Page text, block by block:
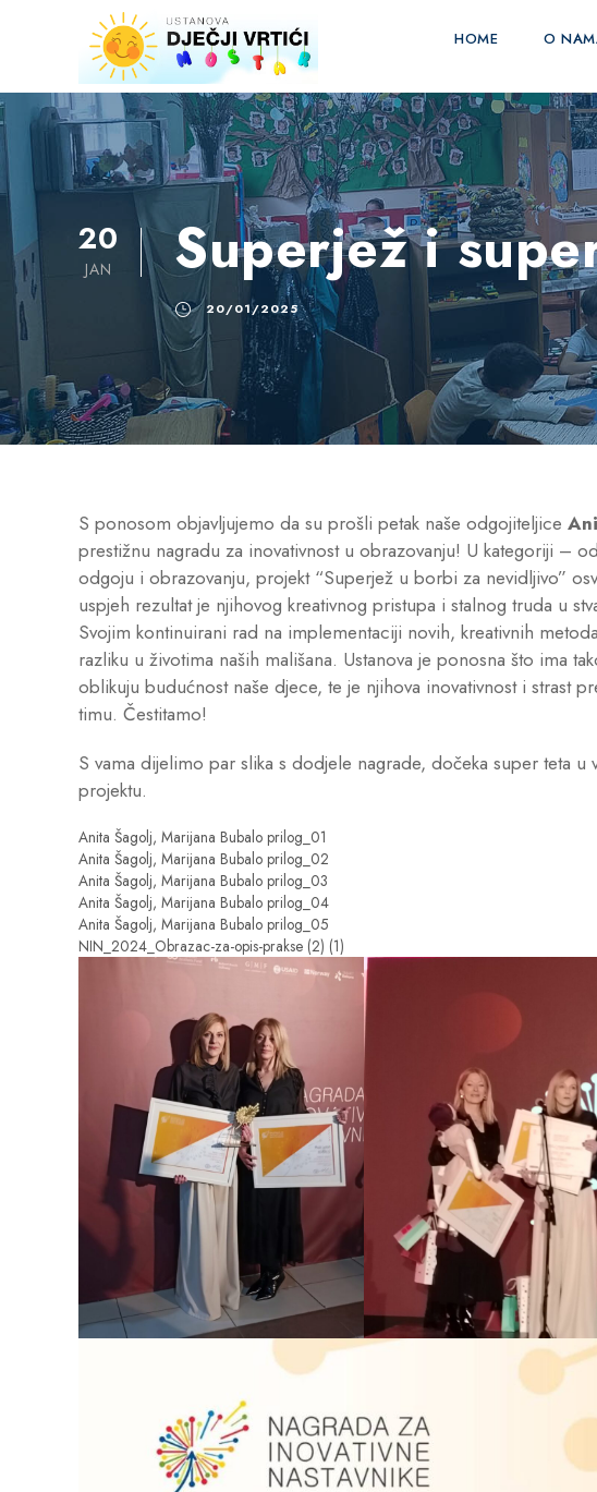
HOME O
20
JAN Superjež i
20/01/2025
S ponosom objavljujemo da su prošli petak naše odgojiteljice
prestižnu nagradu za inovativnost u obrazovanju! U kategoriji –
odgoju i obrazovanju, projekt “Superjež u borbi za nevidljivo”
uspjeh rezultat je njihovog kreativnog pristupa i stalnog truda u
Svojim kontinuirani rad na implementaciji novih, kreativnih
razliku u životima naših mališana. Ustanova je ponosna što ima
oblikuju budućnost naše djece, te je njihova inovativnost i strast
timu. Čestitamo!
S vama dijelimo par slika s dodjele nagrade, dočeka super teta
projektu.
Anita Šagolj, Marijana Bubalo prilog_01
Anita Šagolj, Marijana Bubalo prilog_02
Anita Šagolj, Marijana Bubalo prilog_03
Anita Šagolj, Marijana Bubalo prilog_04
Anita Šagolj, Marijana Bubalo prilog_05
NIN_2024_Obrazac-za-opis-prakse (2) (1)